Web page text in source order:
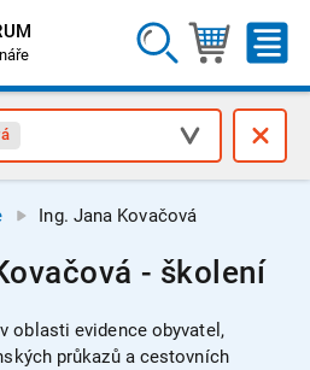
Ing. Jana Kovačová
- školení
oblasti evidence obyvatel,
průkazů a cestovních